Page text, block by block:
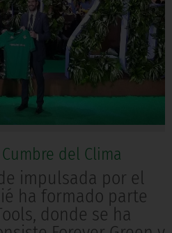
del Clima
impulsada por el
ha formado parte
donde se ha